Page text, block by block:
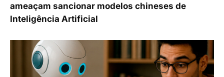
ameaçam sancionar modelos chineses de
Inteligência Artificial